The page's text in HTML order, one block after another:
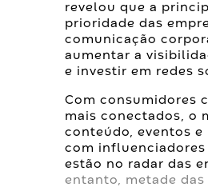
revelou que a
prioridade das
comunicação
aumentar a
e investir em redes
Com consumidores
mais conectados, o
conteúdo, eventos e
com influenciadores
estão no radar das
entanto, metade